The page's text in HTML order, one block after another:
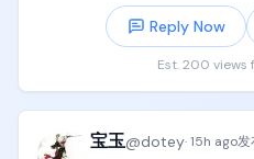
镜头：管道侧面固定机
台、正下方水面同框。
动作：管道再转过一点
后滑脱，她身体保持侧
片水花。管道在她落下
一个项目的不同分支上
呼。
传过去的是纯文本摘要
Reply Now
Est. 200 views
宝玉@dotey·15h ago发